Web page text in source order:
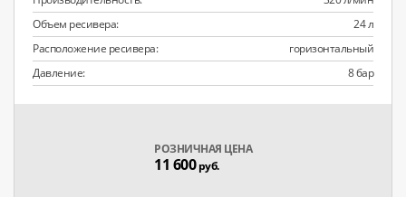
Объем ресивера:
24 л
Расположение ресивера:
горизонтальный
Давление:
8 бар
РОЗНИЧНАЯ ЦЕНА
11 600руб.